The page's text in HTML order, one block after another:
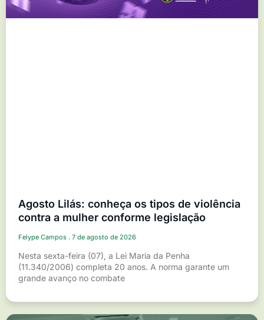
Agosto Lilás: conheça os tipos de violência
contra a mulher conforme legislação
Felype Campos 7 de agosto de 2026
Nesta sexta-feira (07), a Lei Maria da Penha
(11.340/2006) completa 20 anos. A norma garante um
grande avanço no combate